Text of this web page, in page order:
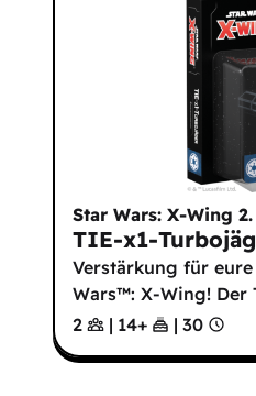
Star Wars: X-Wing
TIE-x1-
Verstärkung für
Wars™: X-Wing! Der
2
| 14+ | 30